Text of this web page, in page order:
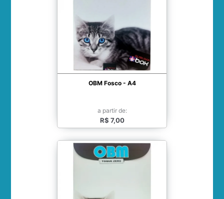
OBM Fosco - A4
a partir de:
R$ 7,00